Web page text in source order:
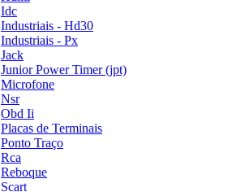
Idc
Industriais - Hd30
Industriais - Px
Jack
Junior Power Timer (jpt)
Microfone
Nsr
Obd Ii
Placas de Terminais
Ponto Traço
Rca
Reboque
Scart